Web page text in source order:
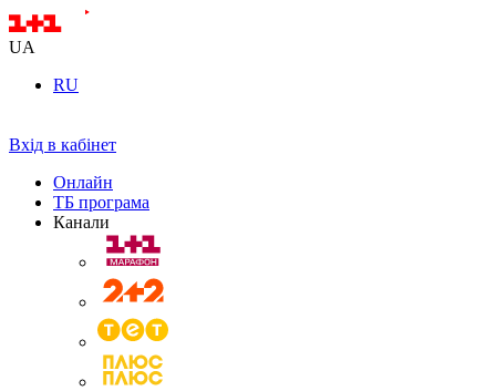
UA
RU
Вхід в кабінет
Онлайн
ТБ програма
Канали